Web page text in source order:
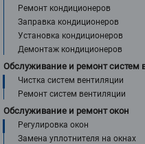
Ремонт кондиционеров
Заправка кондиционеров
Установка кондиционеров
Демонтаж кондиционеров
Обслуживание и ремонт систем
Чистка систем вентиляции
Ремонт систем вентиляции
Обслуживание и ремонт окон
Регулировка окон
Замена уплотнителя на окнах